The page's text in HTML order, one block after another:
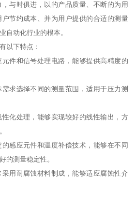
与时俱进，以的产品质量、不断的为用
节约成本、并为用户提供的合适的测量
自动化行业的根本。
以下特点：
件和信号处理电路，能够提供高精度的
求选择不同的测量范围，适用于压力测
化处理，能够实现较好的线性输出，方
感应元件和温度补偿技术，能够在不同
的测量稳定性。
用耐腐蚀材料制成，能够适应腐蚀性介